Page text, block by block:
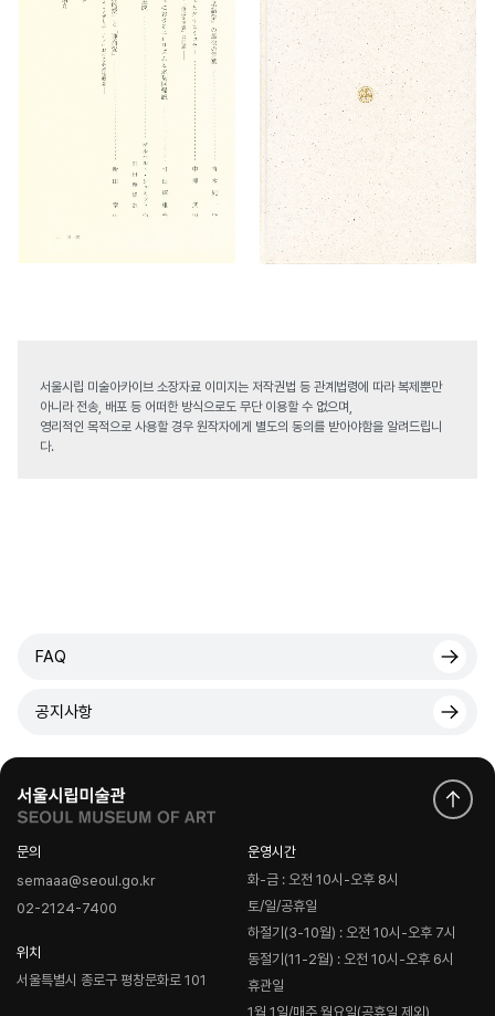
서울시립 미술아카이브 소장자료 이미지는 저작권법 등 관계법령에 따라 복제뿐만
아니라 전송, 배포 등 어떠한 방식으로도 무단 이용할 수 없으며,
영리적인 목적으로 사용할 경우 원작자에게 별도의 동의를 받아야함을 알려드립니
다.
FAQ
공지사항
문의
semaaa@seoul.go.kr
02-2124-7400
위치
서울특별시 종로구 평창문화로 101
운영시간
화-금 : 오전 10시-오후 8시
토/일/공휴일
하절기(3-10월) : 오전 10시-오후 7시
동절기(11-2월) : 오전 10시-오후 6시
휴관일
1월 1일/매주 월요일(공휴일 제외)